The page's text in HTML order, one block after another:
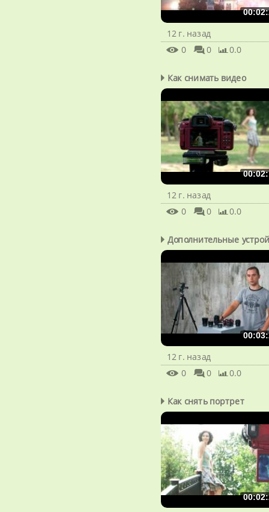
12 г. назад
0
0 0.0
Как снимать видео
12 г. назад
0
0 0.0
Дополнительные
12 г. назад
0
0 0.0
Как снять портрет